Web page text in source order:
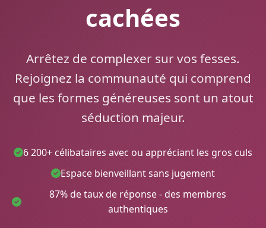
cachées
Arrêtez de complexer sur vos fesses.
Rejoignez la communauté qui comprend
que les formes généreuses sont un atout
séduction majeur.
6 200+ célibataires avec ou appréciant les gros culs
Espace bienveillant sans jugement
87% de taux de réponse - des membres
authentiques